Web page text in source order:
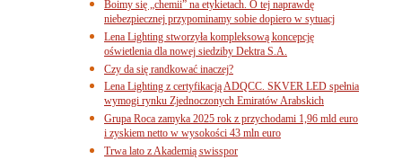
Boimy się „chemii” na etykietach. O tej naprawdę
niebezpiecznej przypominamy sobie dopiero w sytuacj
Lena Lighting stworzyła kompleksową koncepcję
oświetlenia dla nowej siedziby Dektra S.A.
Czy da się randkować inaczej?
Lena Lighting z certyfikacją ADQCC. SKVER LED spełnia
wymogi rynku Zjednoczonych Emiratów Arabskich
Grupa Roca zamyka 2025 rok z przychodami 1,96 mld euro
i zyskiem netto w wysokości 43 mln euro
Trwa lato z Akademią swisspor